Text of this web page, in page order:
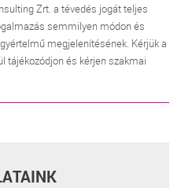
Zrt. a tévedés jogát teljes
semmilyen módon és
megjelenítésének. Kérjük a
tájékozódjon és kérjen szakmai